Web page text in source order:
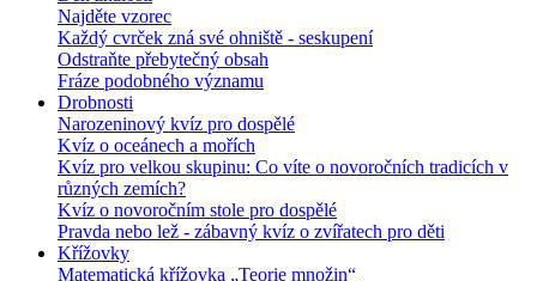
Najděte vzorec
Každý cvrček zná své ohniště - seskupení
Odstraňte přebytečný obsah
Fráze podobného významu
Drobnosti
Narozeninový kvíz pro dospělé
Kvíz o oceánech a mořích
Kvíz pro velkou skupinu: Co víte o novoročních tradicích v
různých zemích?
Kvíz o novoročním stole pro dospělé
Pravda nebo lež - zábavný kvíz o zvířatech pro děti
Křížovky
Matematická křížovka „Teorie množin“